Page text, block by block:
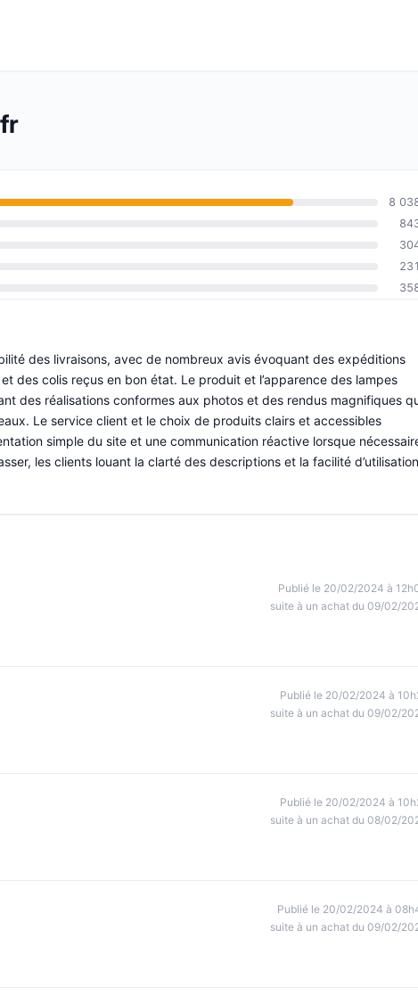
8
231
des livraisons, avec de nombreux avis évoquant des expéditions
des colis reçus en bon état. Le produit et l’apparence des lampes
des réalisations conformes aux photos et des rendus magnifiques
Le service client et le choix de produits clairs et accessibles
simple du site et une communication réactive lorsque
les clients louant la clarté des descriptions et la facilité d’utilisation
Publié le 20/02/2024 à
suite à un achat du 09/02/
Publié le 20/02/2024 à
suite à un achat du 09/02/
Publié le 20/02/2024 à
suite à un achat du 08/02/
Publié le 20/02/2024 à
suite à un achat du 09/02/